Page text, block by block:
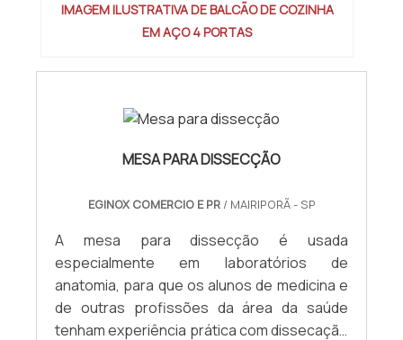
IMAGEM ILUSTRATIVA DE BALCÃO DE COZINHA
EM AÇO 4 PORTAS
MESA PARA DISSECÇÃO
EGINOX COMERCIO E PR/ MAIRIPORÃ - SP
A mesa para dissecção é usada
especialmente em laboratórios de
anatomia, para que os alunos de medicina e
de outras profissões da área da saúde
tenham experiência prática com dissecação